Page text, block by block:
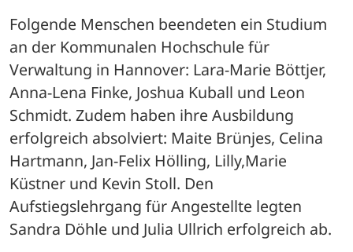
Folgende Menschen beendeten ein Studium
an der Kommunalen Hochschule für
Verwaltung in Hannover: Lara-Marie Böttjer,
Anna-Lena Finke, Joshua Kuball und Leon
Schmidt. Zudem haben ihre Ausbildung
erfolgreich absolviert: Maite Brünjes, Celina
Hartmann, Jan-Felix Hölling, Lilly,Marie
Küstner und Kevin Stoll. Den
Aufstiegslehrgang für Angestellte legten
Sandra Döhle und Julia Ullrich erfolgreich ab.